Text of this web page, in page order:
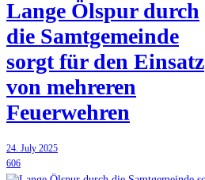
Lange Ölspur durch
die Samtgemeinde
sorgt für den Einsatz
von mehreren
Feuerwehren
24. July 2025
606